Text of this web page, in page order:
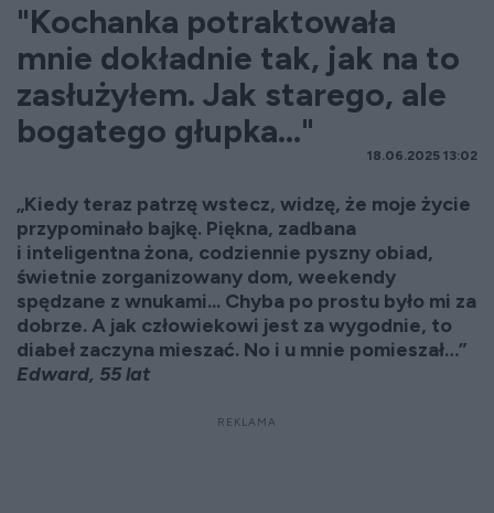
"Kochanka potraktowała
mnie dokładnie tak, jak na to
zasłużyłem. Jak starego, ale
bogatego głupka..."
18.06.2025 13:02
„Kiedy teraz patrzę wstecz, widzę, że moje życie
przypominało bajkę. Piękna, zadbana
i inteligentna żona, codziennie pyszny obiad,
świetnie zorganizowany dom, weekendy
spędzane z wnukami... Chyba po prostu było mi za
dobrze. A jak człowiekowi jest za wygodnie, to
diabeł zaczyna mieszać. No i u mnie pomieszał…”
Edward, 55 lat